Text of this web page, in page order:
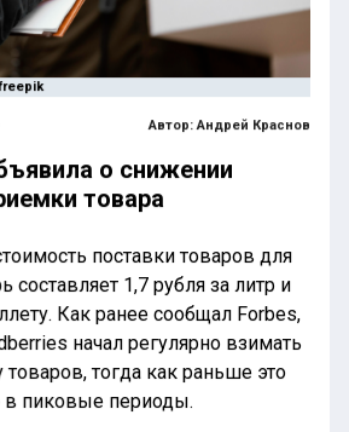
Автор: Андрей Краснов
о снижении
товара
поставки товаров для
составляет 1,7 рубля за литр и
Как ранее сообщал Forbes,
начал регулярно взимать
товаров, тогда как раньше это
в пиковые периоды.